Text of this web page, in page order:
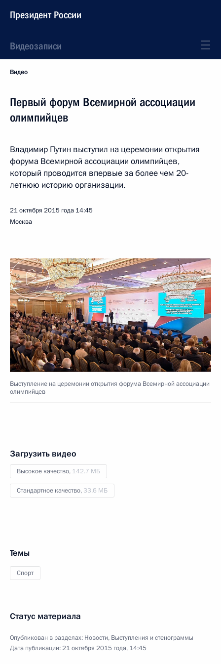
Президент России
Видеозаписи
Видео
Первый форум Всемирной ассоциации
олимпийцев
Владимир Путин выступил на церемонии открытия
форума Всемирной ассоциации олимпийцев,
который проводится впервые за более чем 20-
летнюю историю организации.
21 октября 2015 года 14:45
Москва
Выступление на церемонии открытия форума Всемирной ассоциации
олимпийцев
Загрузить видео
Высокое качество, 142.7 МБ
Стандартное качество, 33.6 МБ
Темы
Спорт
Статус материала
Опубликован в разделах: Новости, Выступления и стенограммы
Дата публикации:21 октября 2015 года, 14:45